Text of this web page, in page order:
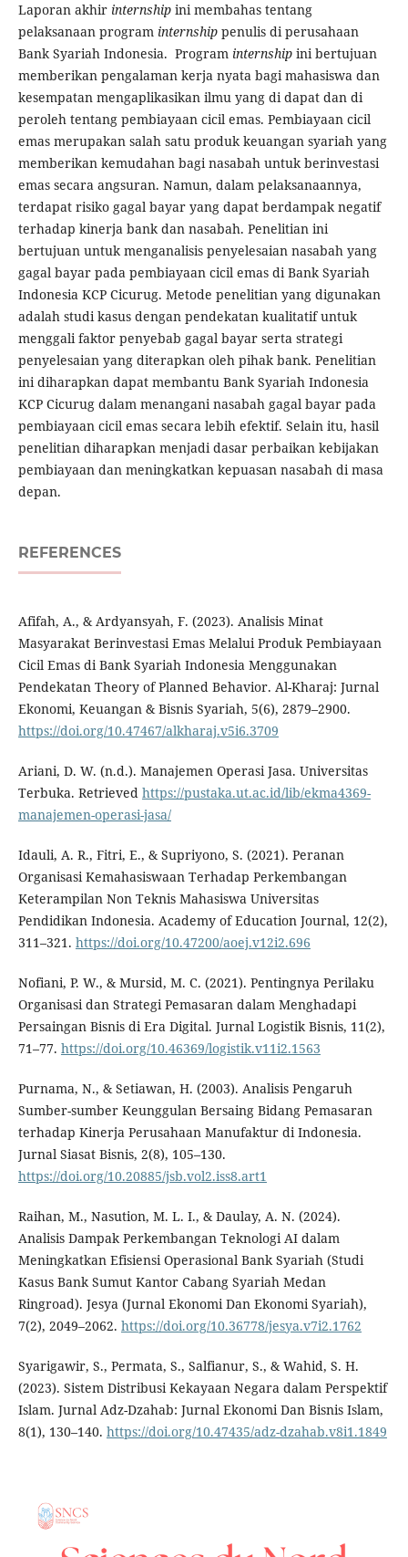
Laporan akhirinternship ini membahas tentang
pelaksanaan program internship penulis di perusahaan
Bank Syariah Indonesia. Program internship ini bertujuan
memberikan pengalaman kerja nyata bagi mahasiswa dan
kesempatan mengaplikasikan ilmu yang di dapat dan di
peroleh tentang pembiayaan cicil emas. Pembiayaan cicil
emas merupakan salah satu produk keuangan syariah yang
memberikan kemudahan bagi nasabah untuk berinvestasi
emas secara angsuran. Namun, dalam pelaksanaannya,
terdapat risiko gagal bayar yang dapat berdampak negatif
terhadap kinerja bank dan nasabah. Penelitian ini
bertujuan untuk menganalisis penyelesaian nasabah yang
gagal bayar pada pembiayaan cicil emas di Bank Syariah
Indonesia KCP Cicurug. Metode penelitian yang digunakan
adalah studi kasus dengan pendekatan kualitatif untuk
menggali faktor penyebab gagal bayar serta strategi
penyelesaian yang diterapkan oleh pihak bank. Penelitian
ini diharapkan dapat membantu Bank Syariah Indonesia
KCP Cicurug dalam menangani nasabah gagal bayar pada
pembiayaan cicil emas secara lebih efektif. Selain itu, hasil
penelitian diharapkan menjadi dasar perbaikan kebijakan
pembiayaan dan meningkatkan kepuasan nasabah di masa
depan.
REFERENCES
Afifah, A., & Ardyansyah, F. (2023). Analisis Minat
Masyarakat Berinvestasi Emas Melalui Produk Pembiayaan
Cicil Emas di Bank Syariah Indonesia Menggunakan
Pendekatan Theory of Planned Behavior. Al-Kharaj: Jurnal
Ekonomi, Keuangan & Bisnis Syariah, 5(6), 2879–2900.
https://doi.org/10.47467/alkharaj.v5i6.3709
Ariani, D. W. (n.d.). Manajemen Operasi Jasa. Universitas
Terbuka. Retrieved https://pustaka.ut.ac.id/lib/ekma4369-
manajemen-operasi-jasa/
Idauli, A. R., Fitri, E., & Supriyono, S. (2021). Peranan
Organisasi Kemahasiswaan Terhadap Perkembangan
Keterampilan Non Teknis Mahasiswa Universitas
Pendidikan Indonesia. Academy of Education Journal, 12(2),
311–321. https://doi.org/10.47200/aoej.v12i2.696
Nofiani, P. W., & Mursid, M. C. (2021). Pentingnya Perilaku
Organisasi dan Strategi Pemasaran dalam Menghadapi
Persaingan Bisnis di Era Digital. Jurnal Logistik Bisnis, 11(2),
71–77. https://doi.org/10.46369/logistik.v11i2.1563
Purnama, N., & Setiawan, H. (2003). Analisis Pengaruh
Sumber-sumber Keunggulan Bersaing Bidang Pemasaran
terhadap Kinerja Perusahaan Manufaktur di Indonesia.
Jurnal Siasat Bisnis, 2(8), 105–130.
https://doi.org/10.20885/jsb.vol2.iss8.art1
Raihan, M., Nasution, M. L. I., & Daulay, A. N. (2024).
Analisis Dampak Perkembangan Teknologi AI dalam
Meningkatkan Efisiensi Operasional Bank Syariah (Studi
Kasus Bank Sumut Kantor Cabang Syariah Medan
Ringroad). Jesya (Jurnal Ekonomi Dan Ekonomi Syariah),
7(2), 2049–2062. https://doi.org/10.36778/jesya.v7i2.1762
Syarigawir, S., Permata, S., Salfianur, S., & Wahid, S. H.
(2023). Sistem Distribusi Kekayaan Negara dalam Perspektif
Islam. Jurnal Adz-Dzahab: Jurnal Ekonomi Dan Bisnis Islam,
8(1), 130–140. https://doi.org/10.47435/adz-dzahab.v8i1.1849